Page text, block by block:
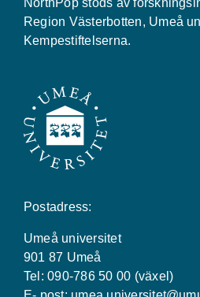
NorthPop stöds av
Region Västerbotten, Umeå
Kempestiftelserna.
Postadress:
Umeå universitet
901 87 Umeå
Tel: 090-786 50 00 (växel)